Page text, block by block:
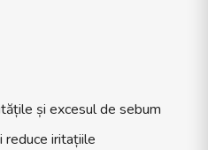
și excesul de sebum
reduce iritațiile